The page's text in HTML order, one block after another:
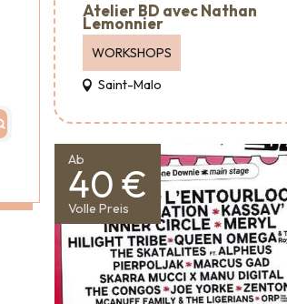
Atelier BD avec Nathan
Lemonnier
WORKSHOPS
Saint-Malo
Ab
40 €
Volle Preis